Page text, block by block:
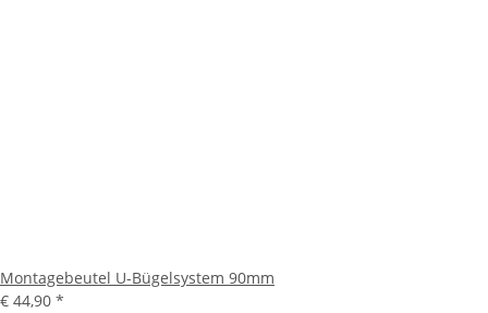
Montagebeutel U-Bügelsystem 90mm
€ 44,90 *